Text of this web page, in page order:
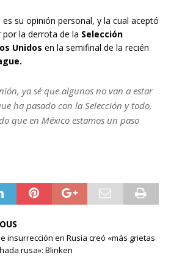
su opinión personal, y la cual aceptó
la derrota de la Selección
Unidos en la semifinal de la recién
ya sé que algunos no van a estar
ha pasado con la Selección y todo,
que en México estamos un paso
insurrección en Rusia creó «más grietas
rusa»: Blinken